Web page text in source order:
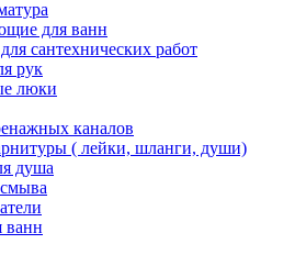
для ванн
сантехнических работ
рук
люки
каналов
( лейки, шланги, души)
душа
ванн